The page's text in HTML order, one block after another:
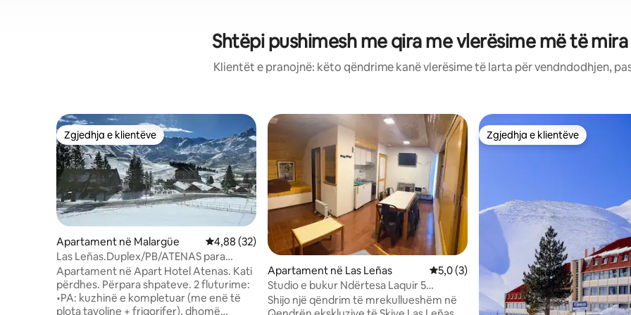
Shtëpi pushimesh me qira me vlerësime më të mira
Klientët e pranojnë: këto qëndrime kanë vlerësime të larta për vendndodhjen,
Zgjedhja e klientëve
Zgjedhja e klientëve
Apartament në Malargüe Vlerësimi mesatar 4,88 nga 5, 32 vlerësime
4,88 (32)
Las Leñas.Duplex/PB/ATENAS para
shpateve 4 PX
Apartament në Apart Hotel Atenas. Kati
përdhes. Përpara shpateve. 2 fluturime:
•PA: kuzhinë e kompletuar (me enë të
plota tavoline + frigorifer), dhomë
Apartament në Las Leñas Vlerësimi mesatar 5,0 nga 5, 3 vlerësime
5,0 (3)
Studio e bukur Ndërtesa Laquir 5
persona
Shijo një qëndrim të mrekullueshëm në
Zgjedhja e klientëve
Zgjedhja e klientëve